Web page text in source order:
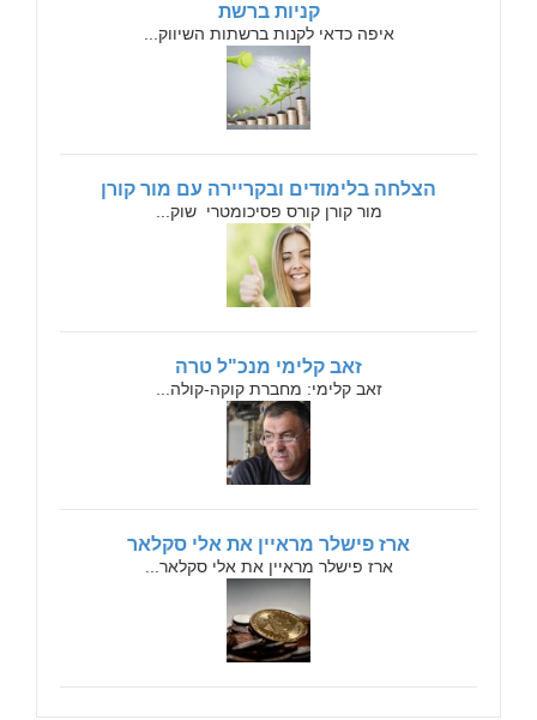
קניות ברשת
איפה כדאי לקנות ברשתות השיווק...
הצלחה בלימודים ובקריירה עם מור קורן
מור קורן קורס פסיכומטרי שוק...
זאב קלימי מנכ"ל טרה
זאב קלימי: מחברת קוקה-קולה...
ארז פישלר מראיין את אלי סקלאר
ארז פישלר מראיין את אלי סקלאר...